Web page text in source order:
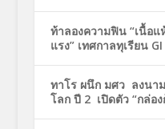
ท้าลองความฟิน “เนื้อ
แรง” เทศกาลทุเรียน
ทาโร ผนึก มศว ลงนา
โลก ปี 2 เปิดตัว “กล่อ